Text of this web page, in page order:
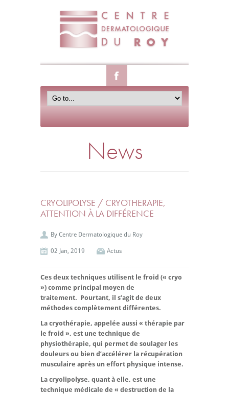
News
CRYOLIPOLYSE / CRYOTHERAPIE,
ATTENTION À LA DIFFÉRENCE
By Centre Dermatologique du Roy
02 Jan, 2019 Actus
Ces deux techniques utilisent le froid (« cryo
») comme principal moyen de
traitement. Pourtant, il s’agit de deux
méthodes complètement différentes.
La cryothérapie, appelée aussi « thérapie par
le froid », est une technique de
physiothérapie, qui permet de soulager les
douleurs ou bien d’accélérer la récupération
musculaire après un effort physique intense.
La cryolipolyse, quant à elle, est une
technique médicale de « destruction de la